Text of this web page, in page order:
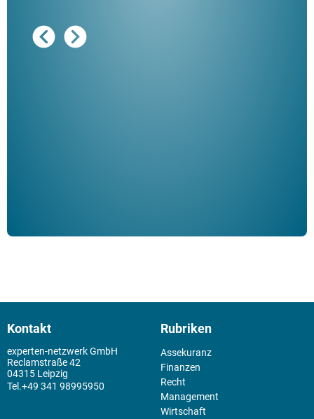
Kontakt
experten-netzwerk GmbH
Reclamstraße 42
04315 Leipzig
+49 341 98995950
Rubriken
Assekuranz
Finanzen
Recht
Management
Wirtschaft